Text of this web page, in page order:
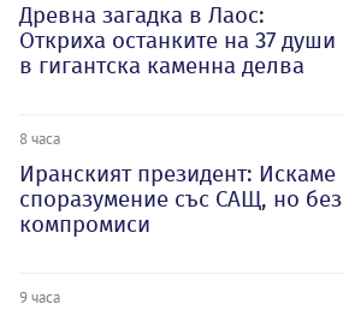
Древна загадка в Лаос:
Откриха останките на 37 души
в гигантска каменна делва
8 часа
Иранският президент: Искаме
споразумение със САЩ, но без
компромиси
9 часа